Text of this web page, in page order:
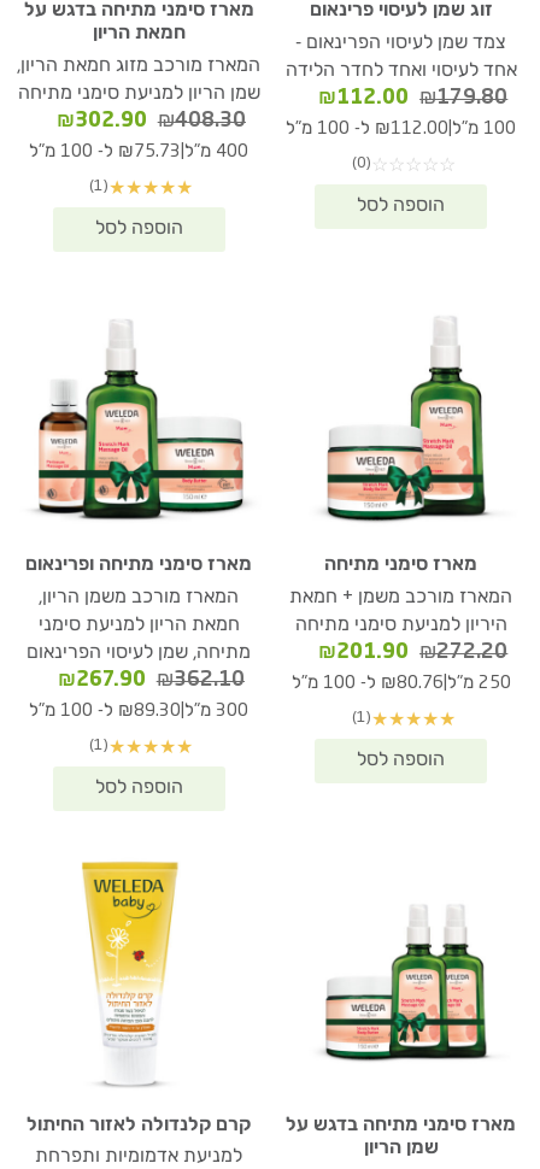
זוג שמן לעיסוי פרינאום
צמד שמן לעיסוי הפרינאום -
אחד לעיסוי ואחד לחדר הלידה
₪179.80
המחיר
המקורי
₪179.80.
₪112.00
המחיר
הנוכחי
100 מ"ל ₪112.00 ל- 100 מ"ל
☆
☆
☆
☆
☆
(0)
מארז סימני מתיחה בדגש על
חמאת הריון
המארז מורכב מזוג חמאת הריון,
שמן הריון למניעת סימני מתיחה
₪408.30
המחיר
המקורי
₪408.30.
₪302.90
הנוכחי
400 מ"ל ₪75.73 ל- 100 מ"ל
★
★
★
★
★
(1)
מארז סימני מתיחה
המארז מורכב משמן + חמאת
היריון למניעת סימני מתיחה
₪272.20
המחיר
המקורי
₪272.20.
₪201.90
המחיר
הנוכחי
250 מ"ל ₪80.76 ל- 100 מ"ל
★
★
★
★
★
(1)
מארז סימני מתיחה ופרינאום
המארז מורכב משמן הריון,
חמאת הריון למניעת סימני
מתיחה, שמן לעיסוי הפרינאום
₪362.10
המחיר
המקורי
₪362.10.
₪267.90
הנוכחי
300 מ"ל ₪89.30 ל- 100 מ"ל
★
★
★
★
★
(1)
מארז סימני מתיחה בדגש על
שמן הריון
קרם קלנדולה לאזור החיתול
למניעת אדמומיות ותפרחת